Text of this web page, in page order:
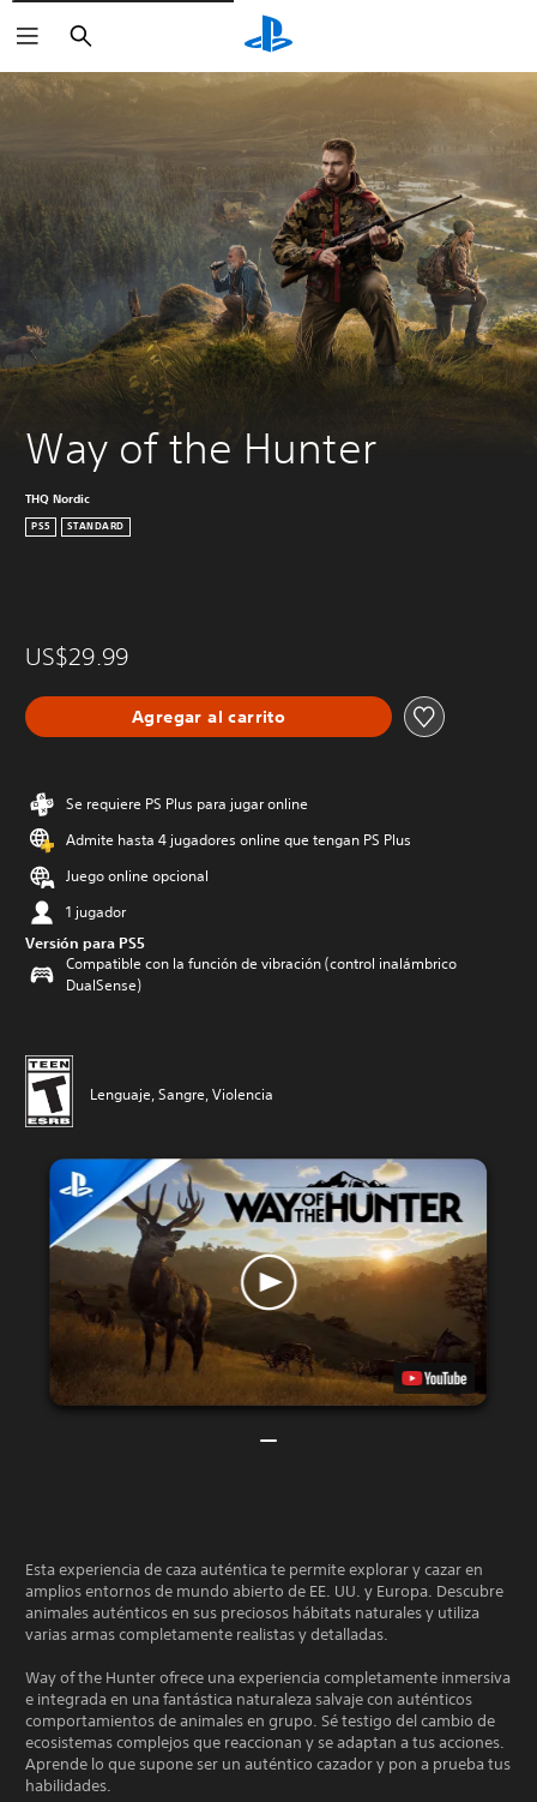
Buscar
Way of the Hunter
THQ Nordic
PS5 STANDARD
US$29.99
Agregar al carrito
Se requiere PS Plus para jugar online
Admite hasta 4 jugadores online que tengan PS Plus
Juego online opcional
1 jugador
Versión para PS5
Compatible con la función de vibración (control inalámbrico
DualSense)
Lenguaje, Sangre, Violencia
Esta experiencia de caza auténtica te permite explorar y cazar en
amplios entornos de mundo abierto de EE. UU. y Europa. Descubre
animales auténticos en sus preciosos hábitats naturales y utiliza
varias armas completamente realistas y detalladas.
Way of the Hunter ofrece una experiencia completamente inmersiva
e integrada en una fantástica naturaleza salvaje con auténticos
comportamientos de animales en grupo. Sé testigo del cambio de
ecosistemas complejos que reaccionan y se adaptan a tus acciones.
Aprende lo que supone ser un auténtico cazador y pon a prueba tus
habilidades.